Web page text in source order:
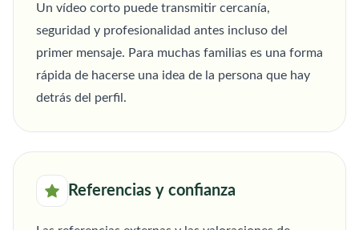
Un vídeo corto puede transmitir cercanía,
seguridad y profesionalidad antes incluso del
primer mensaje. Para muchas familias es una forma
rápida de hacerse una idea de la persona que hay
detrás del perfil.
Referencias y confianza